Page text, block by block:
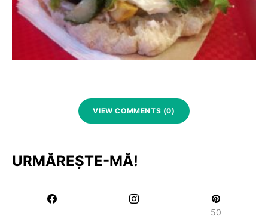
VIEW COMMENTS (0)
URMĂREȘTE-MĂ!
50